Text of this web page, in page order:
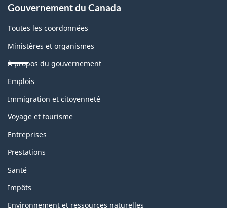
Gouvernement du Canada
Toutes les coordonnées
Ministères et organismes
À propos du gouvernement
Thèmes
sujets
Emplois
Immigration et citoyenneté
Voyage et tourisme
Entreprises
Prestations
Santé
Impôts
Environnement et ressources naturelles